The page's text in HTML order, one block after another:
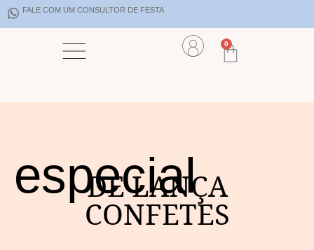
FALE COM UM CONSULTOR DE FESTA
0
especial
DE LANÇA
CONFETES